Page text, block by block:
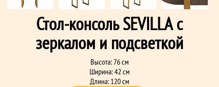
Стол-консоль SEVILLA с
зеркалом и подсветкой
Высота: 76 см
Ширина: 42 см
Длина: 120 см